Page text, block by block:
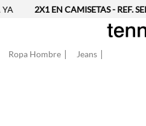
2X1 EN CAMISETAS - REF.
Ropa Hombre Jeans